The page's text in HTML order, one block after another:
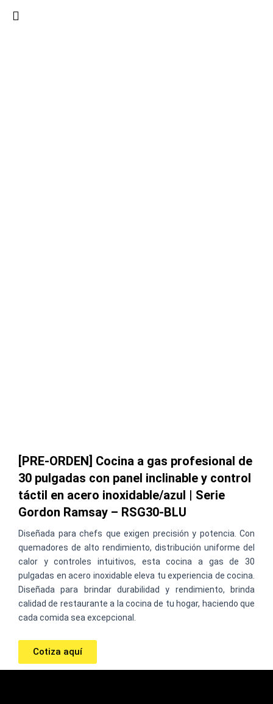
[PRE-ORDEN] Cocina a gas profesional de
30 pulgadas con panel inclinable y control
táctil en acero inoxidable/azul | Serie
Gordon Ramsay – RSG30-BLU
Diseñada para chefs que exigen precisión y potencia. Con
quemadores de alto rendimiento, distribución uniforme del
calor y controles intuitivos, esta cocina a gas de 30
pulgadas en acero inoxidable eleva tu experiencia de cocina.
Diseñada para brindar durabilidad y rendimiento, brinda
calidad de restaurante a la cocina de tu hogar, haciendo que
cada comida sea excepcional.
Cotiza aquí